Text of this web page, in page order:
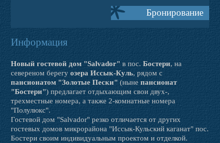
Бронирование
Информация
Новый гостевой дом "Salvador" в пос.Бостери, на
севереном берегуозера Иссык-Куль, рядом с
пансионатом "Золотые Пески" (нынепансионат
"Бостери") предлагает отдыхающим свои двух-,
трехместные номера, а также 2-комнатные номера
"Полулюкс".
Гостевой дом "Salvador" резко отличается от других
гостевых домов микрорайона "Иссык-Кульский каганат" пос.
Бостери своим индивидуальным проектом и отделкой.